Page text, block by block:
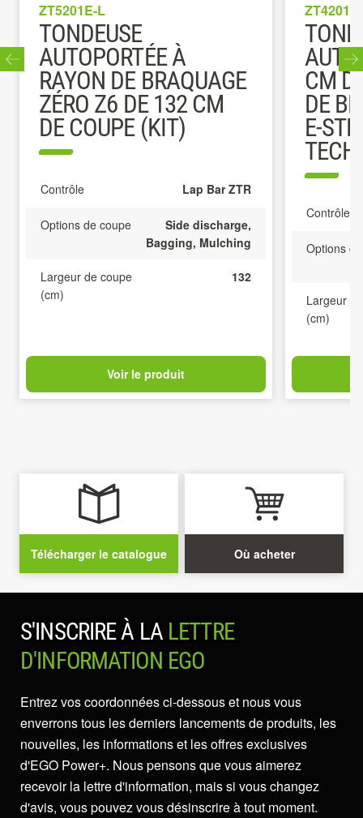
ZT5201E-L
TONDEUSE
AUTOPORTÉE À
RAYON DE BRAQUAGE
ZÉRO Z6 DE 132 CM
DE COUPE (KIT)
Contrôle Lap Bar ZTR
Options de coupe
Side discharge,
Bagging, Mulching
Largeur de coupe
(cm)
Voir le produit
ZT4201E-S
CM DE
DE
E-
Contrôle
Options de
Largeur de
(cm)
Télécharger le catalogue Où acheter
S'INSCRIRE À LA LETTRE
D'INFORMATION EGO
Entrez vos coordonnées ci-dessous et nous vous
enverrons tous les derniers lancements de produits, les
nouvelles, les informations et les offres exclusives
d'EGO Power+. Nous pensons que vous aimerez
recevoir la lettre d'information, mais si vous changez
d'avis, vous pouvez vous désinscrire à tout moment.